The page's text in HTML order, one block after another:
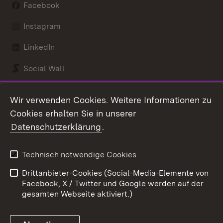
Facebook
Instagram
LinkedIn
Social Wall
Kontakt
Barrierefreiheit
Impressum
Cookies
Wir verwenden Cookies. Weitere Informationen zu
Cookies erhalten Sie in unserer
Datenschutzerklärung.
Technisch notwendige Cookies
Drittanbieter-Cookies (Social-Media-Elemente von
Facebook, X / Twitter und Google werden auf der
gesamten Webseite aktiviert.)